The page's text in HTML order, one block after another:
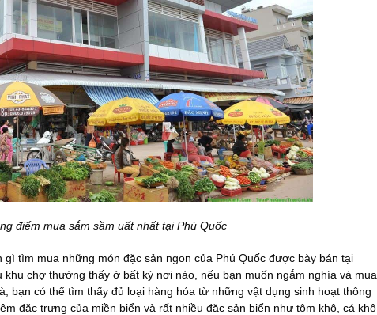
điểm mua sắm sầm uất nhất tại Phú Quốc
tìm mua những món đặc sản ngon của Phú Quốc được bày bán tại
chợ thường thấy ở bất kỳ nơi nào, nếu bạn muốn ngắm nghía và mua
bạn có thể tìm thấy đủ loại hàng hóa từ những vật dụng sinh hoạt thông
đặc trưng của miền biển và rất nhiều đặc sản biển như tôm khô, cá khô